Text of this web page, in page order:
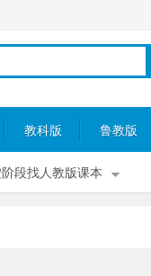
教科版 鲁教版
段找人教版课本